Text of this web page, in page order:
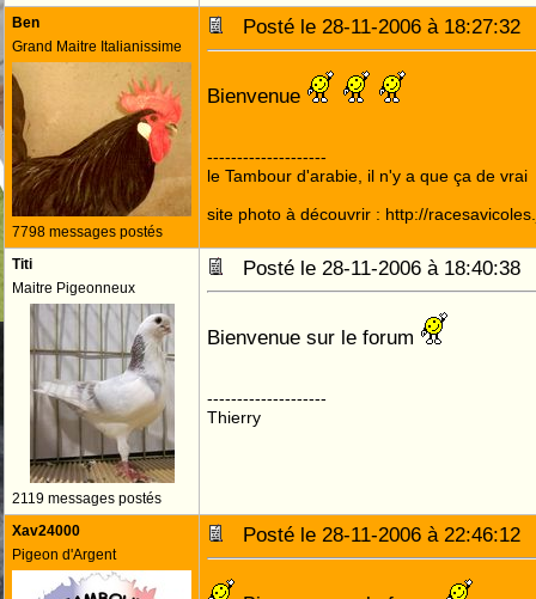
Ben
Grand Maitre Italianissime
7798 messages postés
Posté le 28-11-2006 à
Bienvenue
--------------------
le Tambour d'arabie, il n'y a que ça de vrai
site photo à découvrir : http://
Titi
Maitre Pigeonneux
2119 messages postés
Posté le 28-11-2006 à
Bienvenue sur le forum
--------------------
Thierry
Xav24000
Pigeon d'Argent
Posté le 28-11-2006 à